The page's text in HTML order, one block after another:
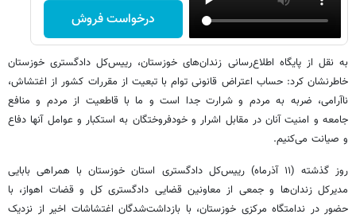
درخواست فروش
به نقل از پایگاه اطلاع‌رسانی زندان‌های خوزستان، رییس‌کل دادگستری خوزستان
خاطرنشان کرد: حساب اعتراض قانونی توام با تبعیت از مقررات کشور از اغتشاش،
ناآرامی، ضربه به مردم و شرارت جدا است و ما با قاطعیت از مردم و منافع
جامعه و امنیت آنان در مقابل اشرار و خودفروختگان به استکبار و عوامل آنها دفاع
و صیانت می‌کنیم.
روز گذشته (۱۱ آذرماه) رییس‌کل دادگستری استان خوزستان با همراهی بابایی
مدیرکل زندان‌ها و جمعی از معاونین قضایی دادگستری کل و قضات اهواز، با
حضور در ندامتگاه مرکزی خوزستان، با بازداشت‌شدگان اغتشاشات اخیر از نزدیک